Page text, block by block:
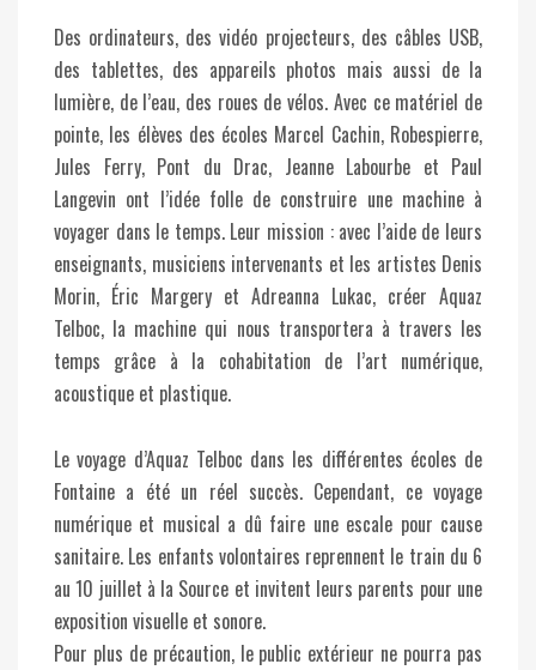
Des ordinateurs, des vidéo projecteurs, des câbles USB,
des tablettes, des appareils photos mais aussi de la
lumière, de l’eau, des roues de vélos. Avec ce matériel de
pointe, les élèves des écoles Marcel Cachin, Robespierre,
Jules Ferry, Pont du Drac, Jeanne Labourbe et Paul
Langevin ont l’idée folle de construire une machine à
voyager dans le temps. Leur mission : avec l’aide de leurs
enseignants, musiciens intervenants et les artistes Denis
Morin, Éric Margery et Adreanna Lukac, créer Aquaz
Telboc, la machine qui nous transportera à travers les
temps grâce à la cohabitation de l’art numérique,
acoustique et plastique.
Le voyage d’Aquaz Telboc dans les différentes écoles de
Fontaine a été un réel succès. Cependant, ce voyage
numérique et musical a dû faire une escale pour cause
sanitaire. Les enfants volontaires reprennent le train du 6
au 10 juillet à la Source et invitent leurs parents pour une
exposition visuelle et sonore.
Pour plus de précaution, le public extérieur ne pourra pas